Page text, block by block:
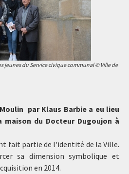
jeunes du Service civique communal © Ville de
par Klaus Barbie a eu lieu
maison du Docteur Dugoujon à
fait partie de l'identité de la Ville.
sa dimension symbolique et
en 2014.